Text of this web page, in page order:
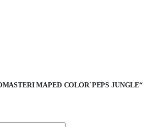
MAPED COLOR`PEPS JUNGLE“